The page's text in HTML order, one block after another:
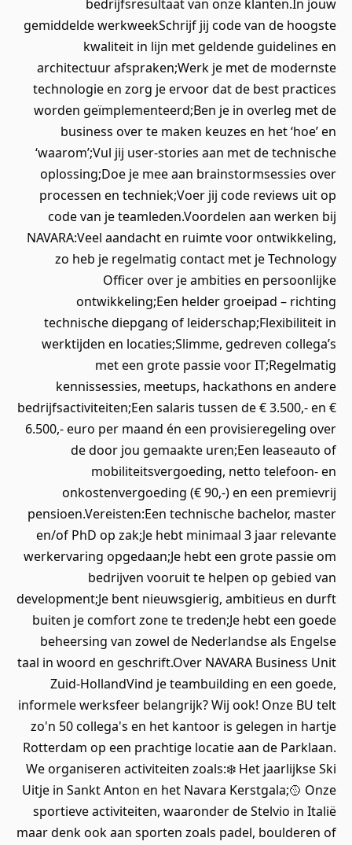
bedrijfsresultaat van onze klanten.In jouw
gemiddelde werkweekSchrijf jij code van de hoogste
kwaliteit in lijn met geldende guidelines en
architectuur afspraken;Werk je met de modernste
technologie en zorg je ervoor dat de best practices
worden geïmplementeerd;Ben je in overleg met de
business over te maken keuzes en het ‘hoe’ en
‘waarom’;Vul jij user-stories aan met de technische
oplossing;Doe je mee aan brainstormsessies over
processen en techniek;Voer jij code reviews uit op
code van je teamleden.Voordelen aan werken bij
NAVARA:Veel aandacht en ruimte voor ontwikkeling,
zo heb je regelmatig contact met je Technology
Officer over je ambities en persoonlijke
ontwikkeling;Een helder groeipad – richting
technische diepgang of leiderschap;Flexibiliteit in
werktijden en locaties;Slimme, gedreven collega’s
met een grote passie voor IT;Regelmatig
kennissessies, meetups, hackathons en andere
bedrijfsactiviteiten;Een salaris tussen de € 3.500,- en €
6.500,- euro per maand én een provisieregeling over
de door jou gemaakte uren;Een leaseauto of
mobiliteitsvergoeding, netto telefoon- en
onkostenvergoeding (€ 90,-) en een premievrij
pensioen.Vereisten:Een technische bachelor, master
en/of PhD op zak;Je hebt minimaal 3 jaar relevante
werkervaring opgedaan;Je hebt een grote passie om
bedrijven vooruit te helpen op gebied van
development;Je bent nieuwsgierig, ambitieus en durft
buiten je comfort zone te treden;Je hebt een goede
beheersing van zowel de Nederlandse als Engelse
taal in woord en geschrift.Over NAVARA Business Unit
Zuid-HollandVind je teambuilding en een goede,
informele werksfeer belangrijk? Wij ook! Onze BU telt
zo'n 50 collega's en het kantoor is gelegen in hartje
Rotterdam op een prachtige locatie aan de Parklaan.
We organiseren activiteiten zoals:❄️ Het jaarlijkse Ski
Uitje in Sankt Anton en het Navara Kerstgala;🥎 Onze
sportieve activiteiten, waaronder de Stelvio in Italië
maar denk ook aan sporten zoals padel, boulderen of